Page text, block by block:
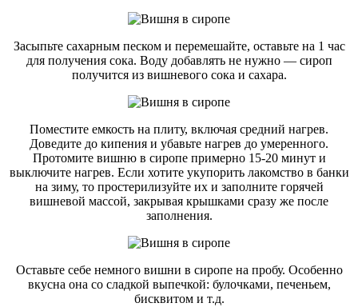
Засыпьте сахарным песком и перемешайте, оставьте на 1 час
для получения сока. Воду добавлять не нужно — сироп
получится из вишневого сока и сахара.
Поместите емкость на плиту, включая средний нагрев.
Доведите до кипения и убавьте нагрев до умеренного.
Протомите вишню в сиропе примерно 15-20 минут и
выключите нагрев. Если хотите укупорить лакомство в банки
на зиму, то простерилизуйте их и заполните горячей
вишневой массой, закрывая крышками сразу же после
заполнения.
Оставьте себе немного вишни в сиропе на пробу. Особенно
вкусна она со сладкой выпечкой: булочками, печеньем,
бисквитом и т.д.